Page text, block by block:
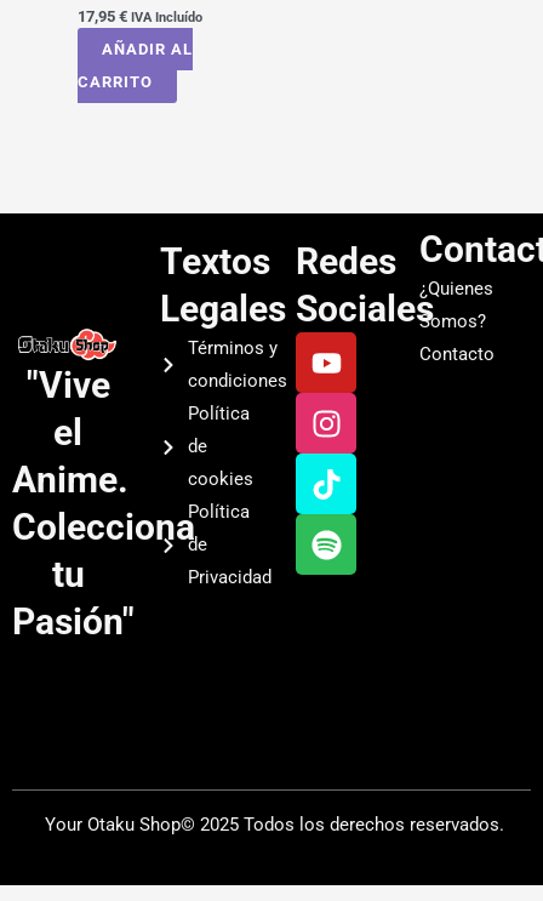
17,95 € IVA Incluído
AÑADIR AL
CARRITO
"Vive
el
Anime.
Colecciona
tu
Pasión"
Textos
Legales
Términos y
condiciones
Política
de
cookies
Política
de
Privacidad
Redes
Sociales
Y
o
u
t
u
b
e
I
n
s
t
a
g
r
a
T
i
k
t
o
k
S
p
o
t
i
f
y
¿Quienes
Somos?
Contacto
Your Otaku Shop© 2025 Todos los derechos reservados.